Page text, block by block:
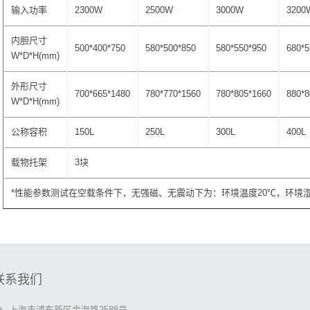
输入功率 2300W 2500W 3000W
内胆尺寸
W*D*H(mm)
500*400*750 580*500*850 580*550*950
外形尺寸
W*D*H(mm)
700*665*1480 780*770*1560 780*805*1660
公称容积 150L 250L 300L 400L
载物托架 3块
*性能参数测试在空载条件下，无强磁、无震动下为：环境温度20℃，环境湿
系我们